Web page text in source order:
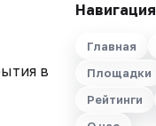
в
Навигация
Главная
Площадки
Рейтинги